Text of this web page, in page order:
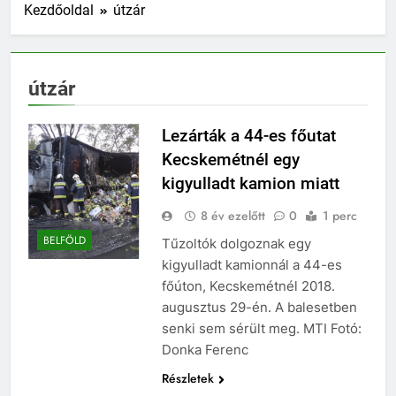
Kezdőoldal útzár
útzár
BELFÖLD
Lezárták a 44-es főutat
Kecskemétnél egy
kigyulladt kamion miatt
8 év ezelőtt 0 1 perc
Tűzoltók dolgoznak egy
kigyulladt kamionnál a 44-es
főúton, Kecskemétnél 2018.
augusztus 29-én. A balesetben
senki sem sérült meg. MTI Fotó:
Donka Ferenc
Részletek